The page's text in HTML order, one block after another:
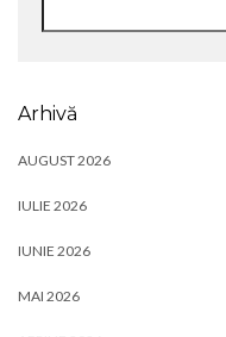
Arhivă
AUGUST 2026
IULIE 2026
IUNIE 2026
MAI 2026